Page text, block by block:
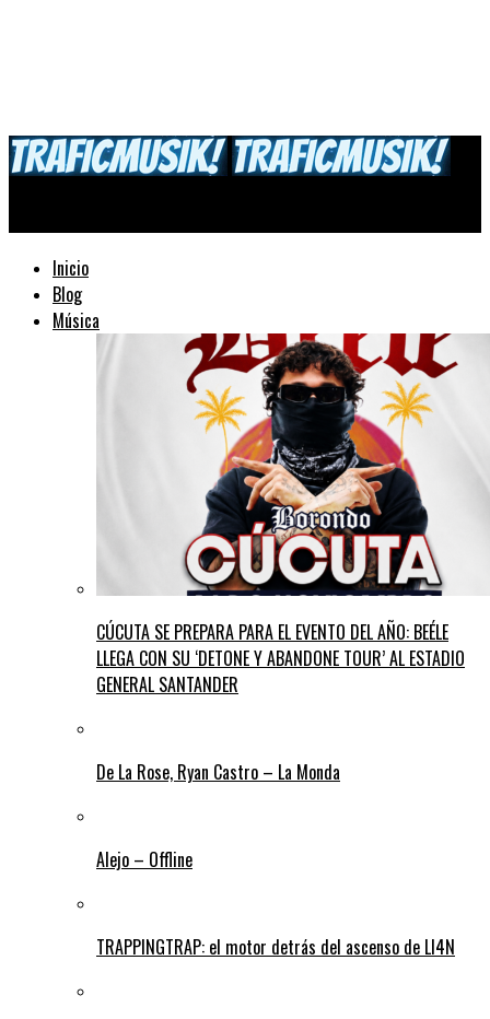
Inicio
Blog
Música
CÚCUTA SE PREPARA PARA EL EVENTO DEL AÑO: BEÉLE
LLEGA CON SU ‘DETONE Y ABANDONE TOUR’ AL ESTADIO
GENERAL SANTANDER
De La Rose, Ryan Castro – La Monda
Alejo – Offline
TRAPPINGTRAP: el motor detrás del ascenso de LI4N